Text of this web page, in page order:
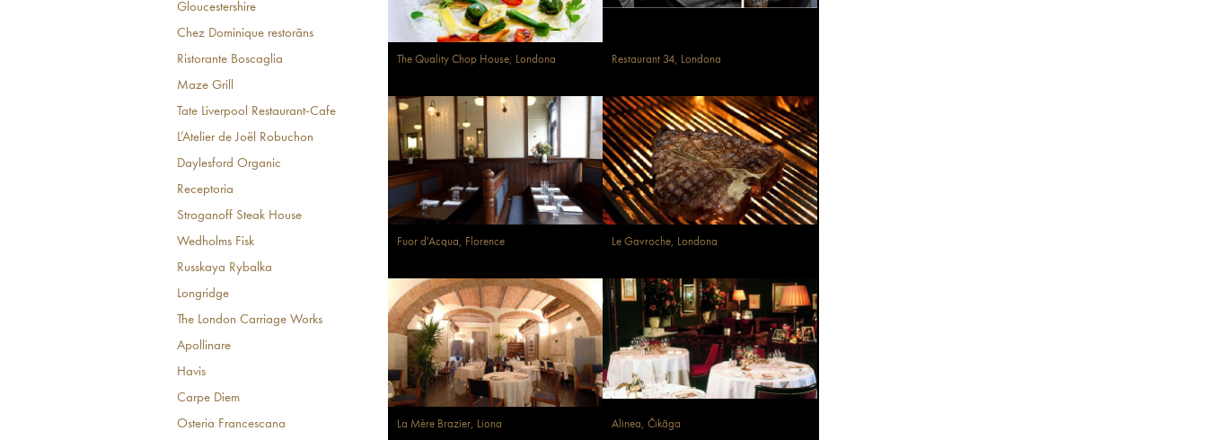
Gloucestershire
Chez Dominique restorāns
Ristorante Boscaglia
Maze Grill
Tate Liverpool Restaurant-Cafe
L’Atelier de Joël Robuchon
Daylesford Organic
Receptoria
Stroganoff Steak House
Wedholms Fisk
Russkaya Rybalka
Longridge
The London Carriage Works
Apollinare
Havis
Carpe Diem
Osteria Francescana
The Quality Chop House, Londona Restaurant 34, Londona
Fuor d'Acqua, Florence Le Gavroche, Londona
La Mère Brazier, Liona Alinea, Čikāga